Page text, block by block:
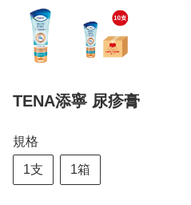
TENA添寧 尿疹膏
規格
1支 1箱